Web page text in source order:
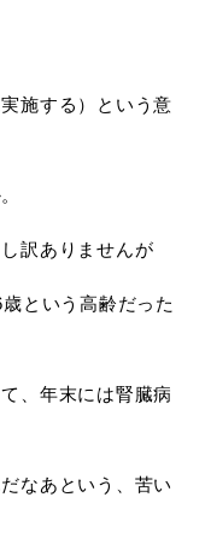
施する）という意
訳ありませんが
という高齢だった
、年末には腎臓病
なあという、苦い